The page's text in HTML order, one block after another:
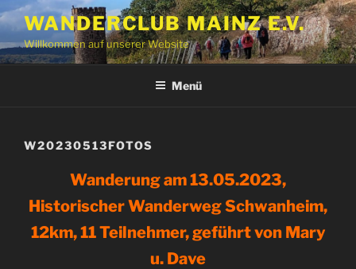
Zum
Inhalt
springen
WANDERCLUB MAINZ E.V.
Willkommen auf unserer Website
Menü
W20230513FOTOS
Wanderung am 13.05.2023,
Historischer Wanderweg Schwanheim,
12km, 11 Teilnehmer, geführt von Mary
u. Dave